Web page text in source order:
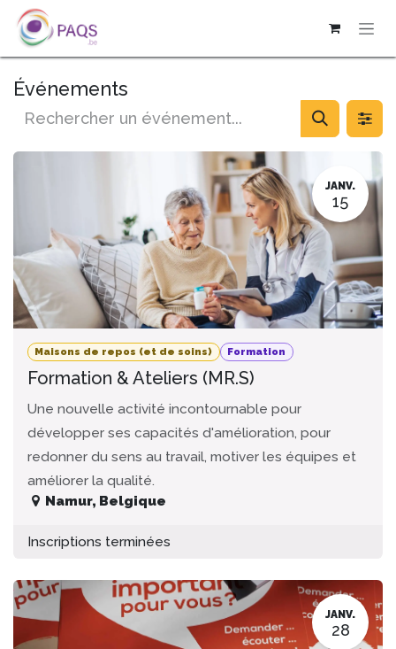
SE RENDRE AU CONTENU
Événements
JANV.
15
Maisons de repos (et de soins) Formation
Formation & Ateliers (MR.S)
Une nouvelle activité incontournable pour
développer ses capacités d'amélioration, pour
redonner du sens au travail, motiver les équipes et
améliorer la qualité.
Namur, Belgique
Inscriptions terminées
JANV.
28